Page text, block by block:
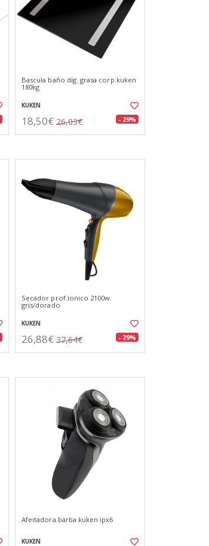
Bascula baño dig. grasa corp.kuken
180kg
KUKEN
18,50€ 26,03€ - 29%
Secador prof.ionico 2100w.
gris/dorado
KUKEN
26,88€ 37,64€ - 29%
Afeitadora barba kuken ipx6
KUKEN